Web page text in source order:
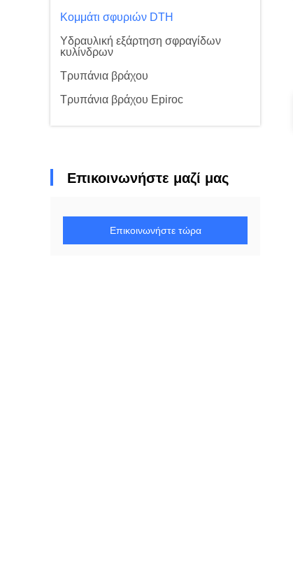
Κομμάτι σφυριών DTH
Υδραυλική εξάρτηση σφραγίδων
κυλίνδρων
Τρυπάνια βράχου
Τρυπάνια βράχου Epiroc
Επικοινωνήστε μαζί μας
Επικοινωνήστε τώρα